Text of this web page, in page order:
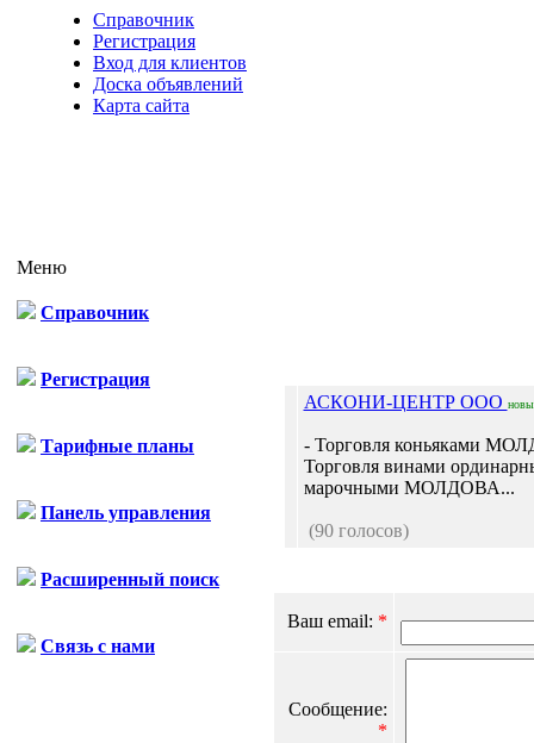
Справочник
Регистрация
Вход для клиентов
Доска объявлений
Карта сайта
Меню
Справочник
Регистрация
Тарифные планы
Панель управления
Расширенный поиск
Связь с нами
АСКОНИ-ЦЕНТР ООО
- Торговля коньяками
Торговля винами
марочными МОЛДОВА...
(90 голосов)
Ваш email: *
Сообщение:
*